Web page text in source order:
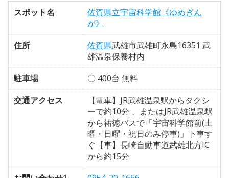
スポット名
佐賀県立宇宙科学館《ゆめぎん
が》
住所
佐賀県武雄市武雄町永島16351 武
雄温泉保養村内
駐車場
〇 400台 無料
交通アクセス
【電車】JR武雄温泉駅からタクシ
ーで約10分 、またはJR武雄温泉駅
から祐徳バスで「宇宙科学館前(土
曜・日曜・祝日のみ停車)」下車す
ぐ【車】長崎自動車道武雄北方IC
から約15分